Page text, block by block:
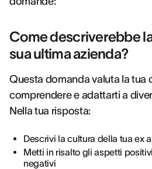
Come descriverebbe
sua ultima azienda?
Questa domanda valuta la tua
comprendere e adattarti a
Nella tua risposta:
Descrivi la cultura della tua ex
Metti in risalto gli aspetti
negativi